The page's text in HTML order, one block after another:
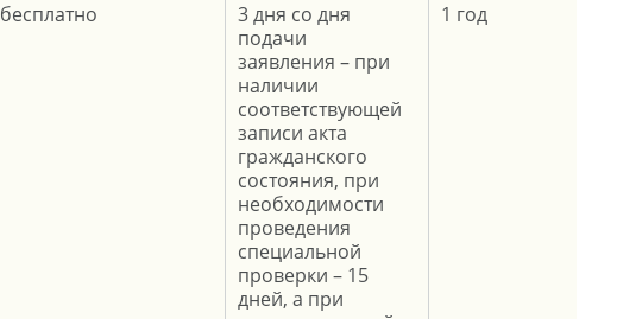
бесплатно
3 дня со дня
подачи
заявления – при
наличии
соответствующей
записи акта
гражданского
состояния, при
необходимости
проведения
специальной
проверки – 15
дней, а при
1 год